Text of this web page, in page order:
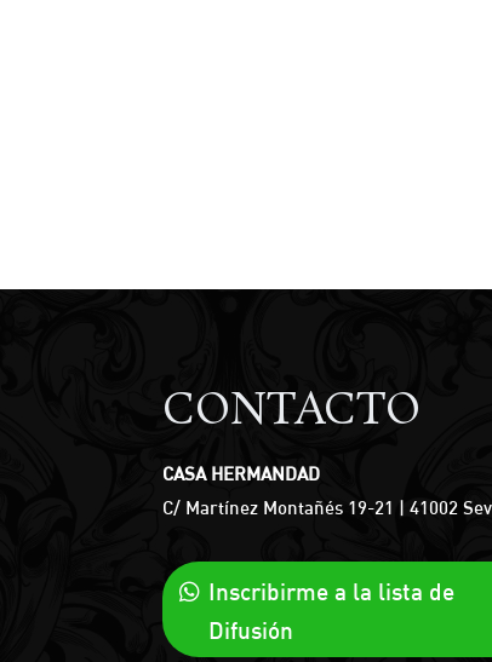
CONTACTO
CASA HERMANDAD
C/ Martínez Montañés 19-21 | 41002
Inscribirme a la lista de
Difusión